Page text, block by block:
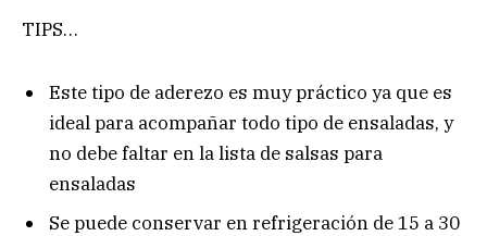
TIPS…
Este tipo de aderezo es muy práctico ya que es
ideal para acompañar todo tipo de ensaladas, y
no debe faltar en la lista de salsas para
ensaladas
Se puede conservar en refrigeración de 15 a 30